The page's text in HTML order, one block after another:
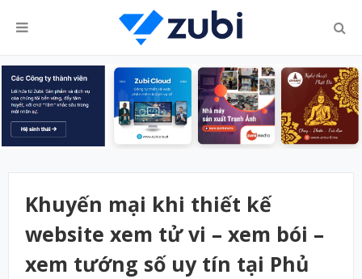
Khuyến mại khi thiết kế
website xem tử vi – xem bói –
xem tướng số uy tín tại Phủ